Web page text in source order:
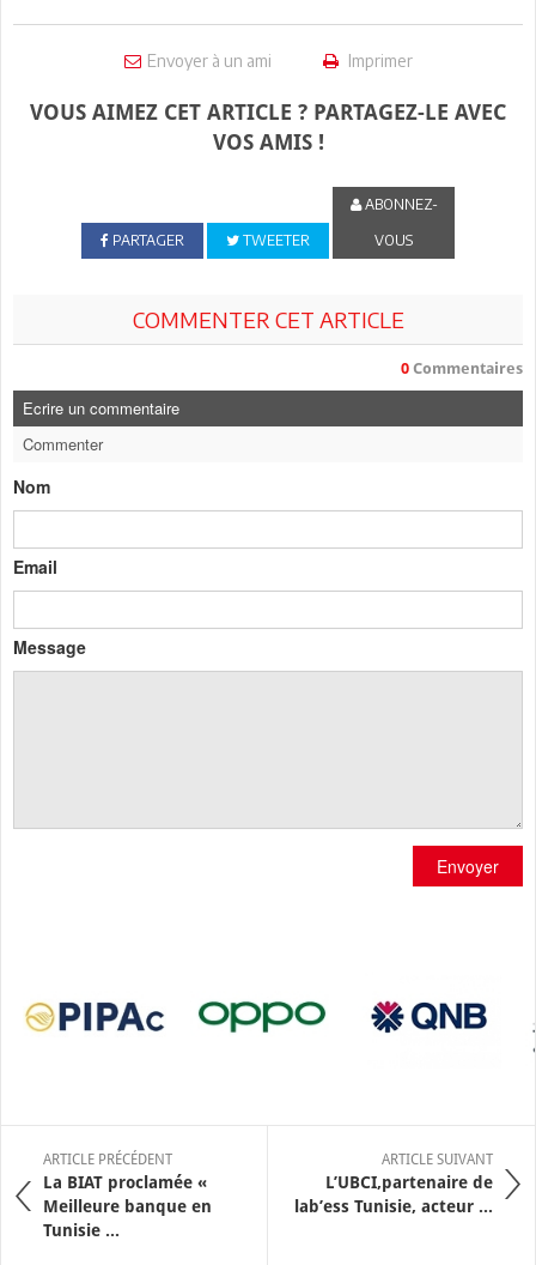
Envoyer à un ami Imprimer
VOUS AIMEZ CET ARTICLE ? PARTAGEZ-LE AVEC
VOS AMIS !
PARTAGER TWEETER
ABONNEZ-
VOUS
COMMENTER CET ARTICLE
0 Commentaires
Ecrire un commentaire
Commenter
Nom
Email
Message
Envoyer
ARTICLE PRÉCÉDENT
La BIAT proclamée «
Meilleure banque en
Tunisie ...
ARTICLE SUIVANT
L’UBCI,partenaire de
lab’ess Tunisie, acteur ...